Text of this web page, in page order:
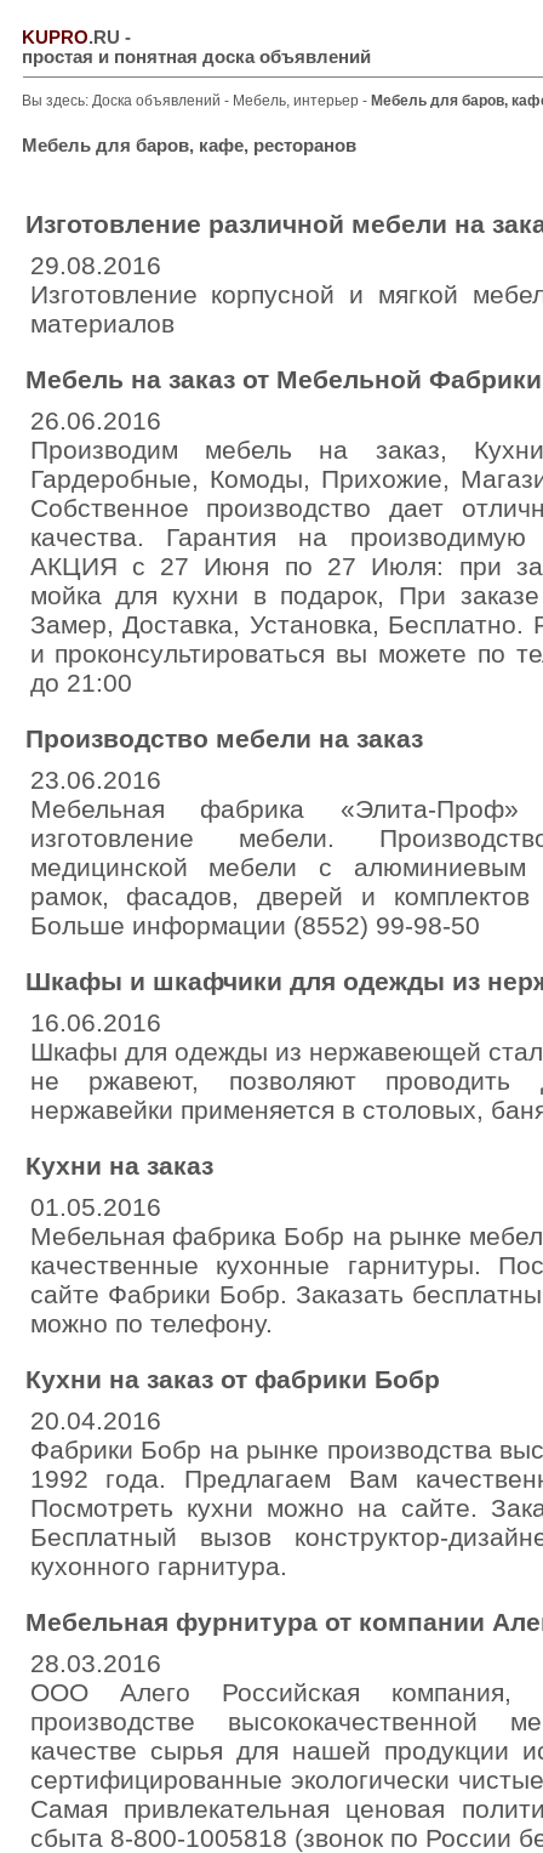
KUPRO.RU -
простая и понятная доска объявлений
Вы здесь: Доска объявлений - Мебель, интерьер - Мебель для баров,
Мебель для баров, кафе, ресторанов
Изготовление различной мебели на
29.08.2016
Изготовление корпусной и мягкой
материалов
Мебель на заказ от Мебельной Фабрики
26.06.2016
Производим мебель на заказ,
Гардеробные, Комоды, Прихожие,
Собственное производство дает
качества. Гарантия на
АКЦИЯ с 27 Июня по 27 Июля: при
мойка для кухни в подарок, При
Замер, Доставка, Установка, Бесплатно.
и проконсультироваться вы можете по
до 21:00
Производство мебели на заказ
23.06.2016
Мебельная фабрика «Элита-
изготовление мебели.
медицинской мебели с алюминиевым
рамок, фасадов, дверей и
Больше информации (8552) 99-98-50
Шкафы и шкафчики для одежды из
16.06.2016
Шкафы для одежды из нержавеющей
не ржавеют, позволяют
нержавейки применяется в столовых,
Кухни на заказ
01.05.2016
Мебельная фабрика Бобр на рынке
качественные кухонные гарнитуры.
сайте Фабрики Бобр. Заказать
можно по телефону.
Кухни на заказ от фабрики Бобр
20.04.2016
Фабрики Бобр на рынке производства
1992 года. Предлагаем Вам
Посмотреть кухни можно на сайте.
Бесплатный вызов конструктор-
кухонного гарнитура.
Мебельная фурнитура от компании
28.03.2016
ООО Алего Российская компания,
производстве высококачественной
качестве сырья для нашей продукции
сертифицированные экологически
Самая привлекательная ценовая
сбыта 8-800-1005818 (звонок по России